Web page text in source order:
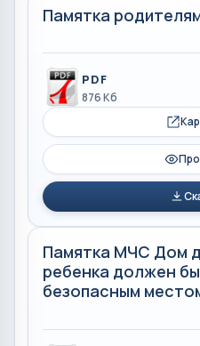
Памятка
PDF
876 Кб
Памятка МЧС Дом
ребенка должен
безопасным